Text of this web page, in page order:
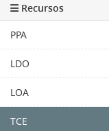
Recursos
PPA
LDO
LOA
TCE